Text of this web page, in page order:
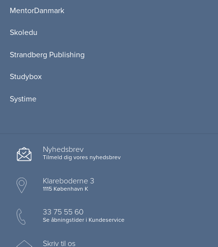
MentorDanmark
Skoledu
Strandberg Publishing
Studybox
Systime
Nyhedsbrev
Tilmeld dig vores nyhedsbrev
Klareboderne 3
1115 København K
33 75 55 60
Se åbningstider i Kundeservice
Skriv til os